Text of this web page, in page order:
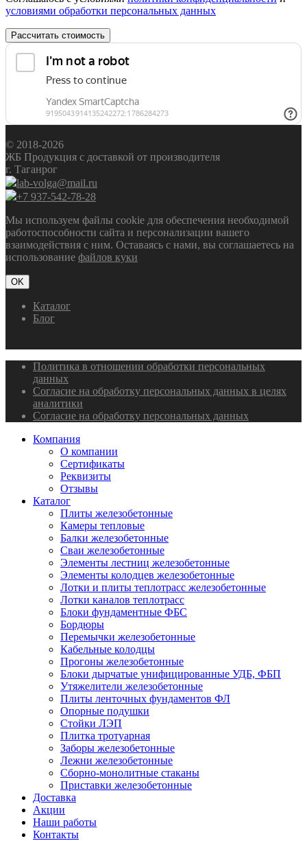
условиями обработки персональных данных
Рассчитать стоимость
© 2018-2026
ЖБ Продукция с доставкой от производителя
г. Таганрог
lab-volga@mail.ru
+7 937-542-78-28
Мы используем файлы cookie для обеспечения необходимой
работоспособности сайта и персонализации вашего
взаимодействия с ним. Оставаясь с нами, вы соглашаетесь на
использование файлов куки
OK
Каталог
Блог
Политика в отношении обработки персональных
данных
Согласие на обработку персональных данных в целях
аналитики
Согласие на обработку персональных данных
Компания
О компании
Сертификаты
Реквизиты
Отзывы
Каталог
Плиты железобетонные
Камеры тепловые
Балки железобетонные
Сваи железобетонные
Элементы лестниц железобетонные
Элементы колодцев железобетонные
Лотки и плиты теплотрасс железобетонные
Лотки каналов теплотрасс
Блоки фундаментные ФБС
Бордюры
Перемычки железобетонные
Кабельные колодцы
Прогоны железобетонные
Блоки дырчатые унифицированные УДБ, ФБП
Утяжелители железобетонные
Плиты ленточных фундаментов ФЛ
Опорные подушки
Стойки ЛЭП
Плитка тротуарная
Заборы железобетонные
Лежни железобетонные
Сборно-монолитные стаканы
Приставки железобетонные
Доставка
Акции
Наши работы
Контакты